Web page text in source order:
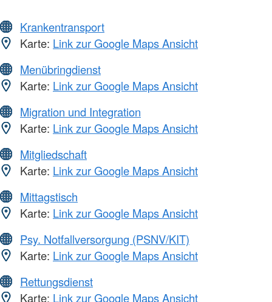
Krankentransport
Karte: Link zur Google Maps Ansicht
Menübringdienst
Karte: Link zur Google Maps Ansicht
Migration und Integration
Karte: Link zur Google Maps Ansicht
Mitgliedschaft
Karte: Link zur Google Maps Ansicht
Mittagstisch
Karte: Link zur Google Maps Ansicht
Psy. Notfallversorgung (PSNV/KIT)
Karte: Link zur Google Maps Ansicht
Rettungsdienst
Karte: Link zur Google Maps Ansicht